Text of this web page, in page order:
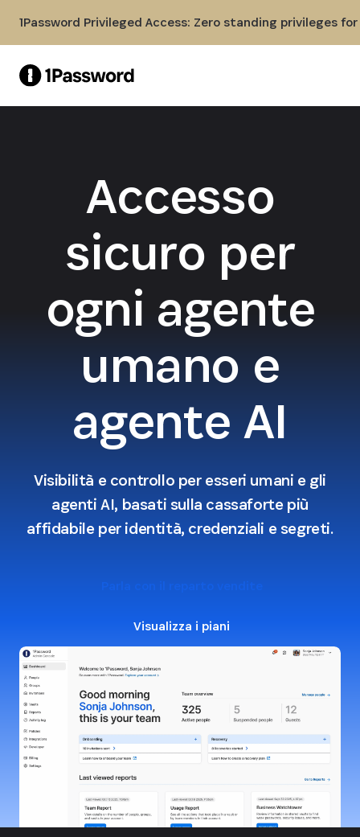
1Password Privileged Access: Zero standing privileges
Accesso
sicuro per
ogni agente
umano e
agente AI
Visibilità e controllo per esseri umani e gli
agenti AI, basati sulla cassaforte più
affidabile per identità, credenziali e segreti.
Parla con il reparto vendite
Visualizza i piani